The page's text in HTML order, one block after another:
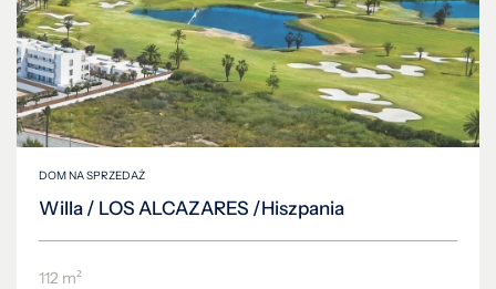
DOM NA SPRZEDAŻ
Willa / LOS ALCAZARES /Hiszpania
112 m²